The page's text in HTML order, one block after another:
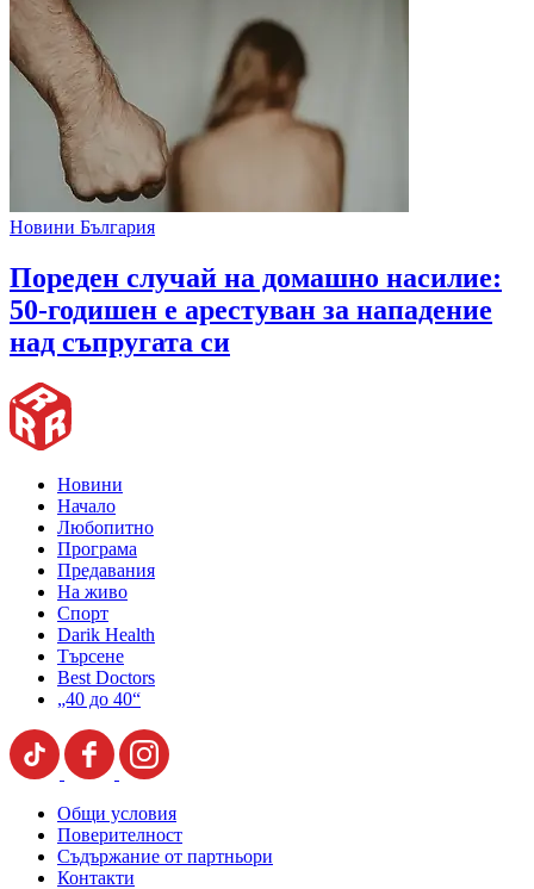
Новини България
Пореден случай на домашно насилие:
50-годишен е арестуван за нападение
над съпругата си
Новини
Начало
Любопитно
Програма
Предавания
На живо
Спорт
Darik Health
Търсене
Best Doctors
„40 до 40“
Общи условия
Поверителност
Съдържание от партньори
Контакти